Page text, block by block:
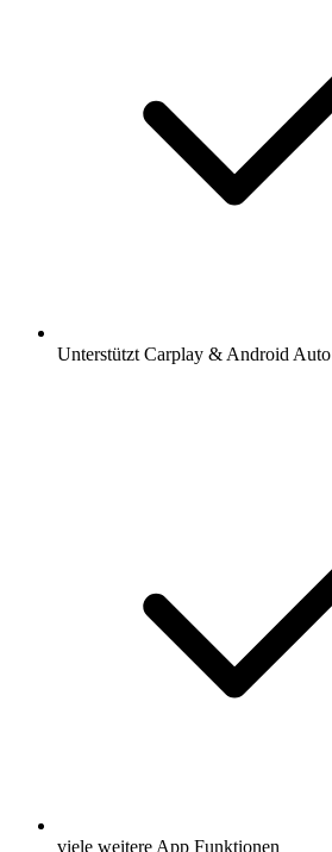
Unterstützt Carplay & Android Auto
viele weitere App Funktionen